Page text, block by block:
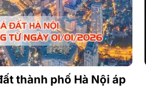
thành phố Hà Nội áp